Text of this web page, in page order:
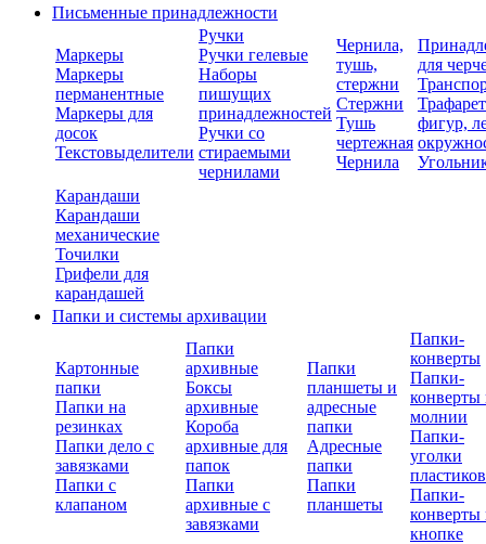
Письменные принадлежности
Маркеры
Маркеры
перманентные
Маркеры для
досок
Текстовыделители
Ручки
Ручки гелевые
Наборы
пишущих
принадлежностей
Ручки со
стираемыми
чернилами
Чернила,
тушь,
стержни
Стержни
Тушь
чертежная
Чернила
для
фигур,
Карандаши
Карандаши
механические
Точилки
Грифели для
карандашей
Папки и системы архивации
Картонные
папки
Папки на
резинках
Папки дело с
завязками
Папки с
клапаном
Папки
архивные
Боксы
архивные
Короба
архивные для
папок
Папки
архивные с
завязками
Папки
планшеты и
адресные
папки
Адресные
папки
Папки
планшеты
Папки-
конверты
Папки-
конверты
молнии
Папки-
уголки
Папки-
конверты
кнопке